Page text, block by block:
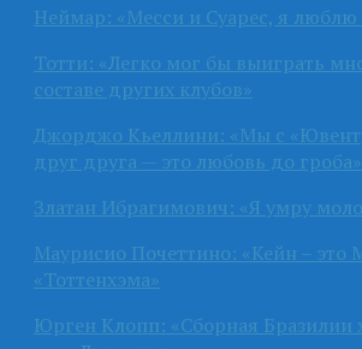
Неймар: «Месси и Суарес, я люблю
Тотти: «Легко мог бы выиграть
составе других клубов»
Джорджо Кьеллини: «Мы с
друг друга — это любовь до гроба»
Златан Ибрагимович: «Я умру
Маурисио Почеттино: «Кейн – это
«Тоттенхэма»
Юрген Клопп: «Сборная Бразилии